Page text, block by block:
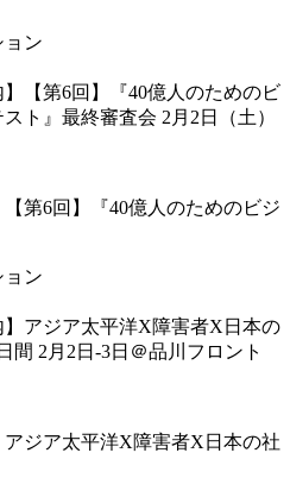
ョン
【第6回】『40億人のためのビジ
ョン
アジア太平洋X障害者X日本の社